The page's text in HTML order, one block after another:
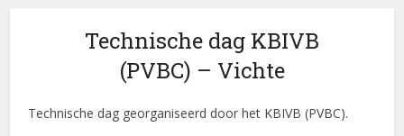
Technische dag KBIVB
(PVBC) – Vichte
Technische dag georganiseerd door het KBIVB (PVBC).